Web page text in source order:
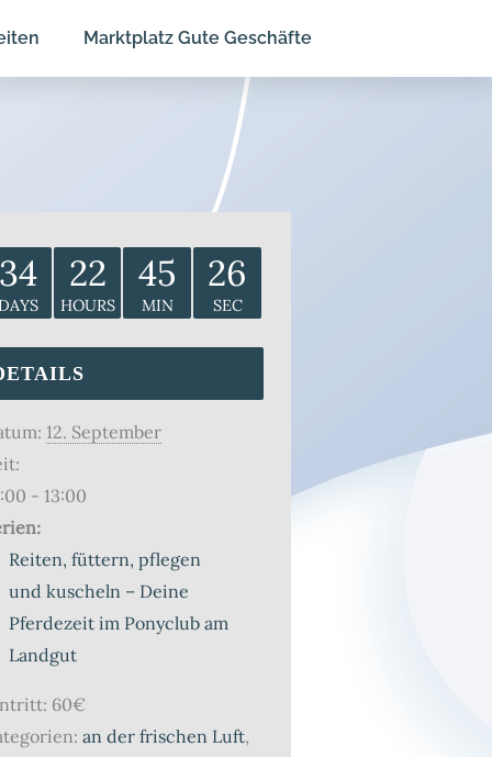
Marktplatz Gute Geschäfte
34
DAYS
22
HOURS
45
MIN
26
SEC
12. September
- 13:00
Reiten, füttern, pflegen
und kuscheln – Deine
Pferdezeit im Ponyclub am
Landgut
60€
an der frischen Luft,